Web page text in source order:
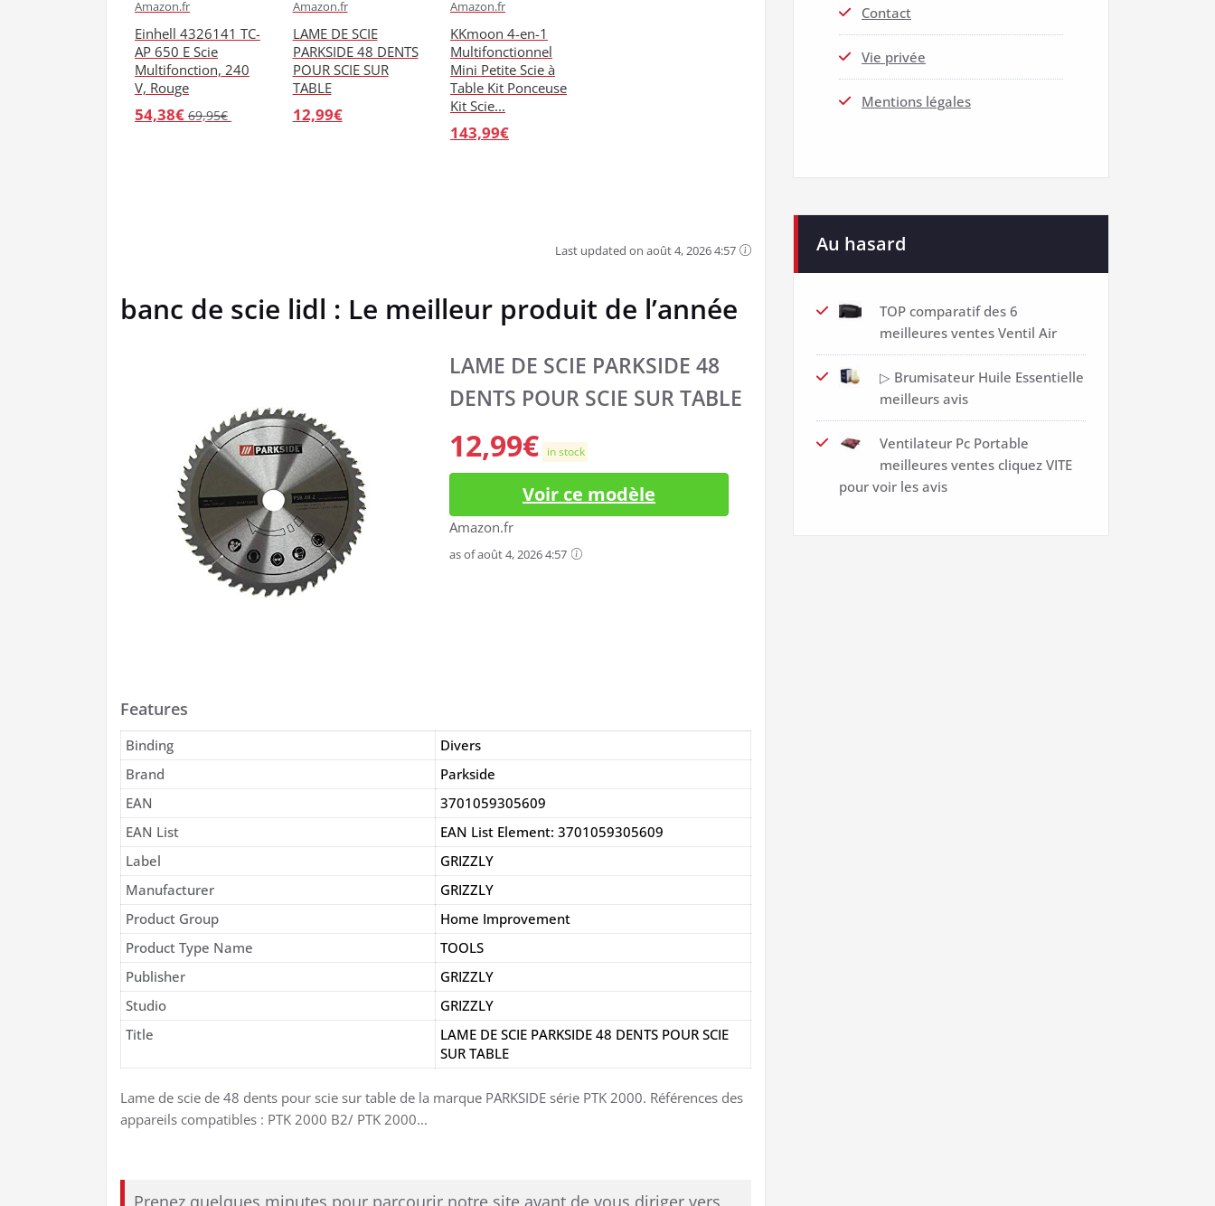
Amazon.fr
Einhell 4326141 TC-
AP 650 E Scie
Multifonction, 240
V, Rouge
54,38€ 69,95€
Amazon.fr
LAME DE SCIE
PARKSIDE 48 DENTS
POUR SCIE SUR
TABLE
12,99€
Amazon.fr
KKmoon 4-en-1
Multifonctionnel
Mini Petite Scie à
Table Kit Ponceuse
Kit Scie...
143,99€
Last updated on août 4, 2026 4:57
banc de scie lidl : Le meilleur produit de l’année
LAME DE SCIE PARKSIDE 48
DENTS POUR SCIE SUR TABLE
12,99€ in stock
Voir ce modèle
Amazon.fr
as of août 4, 2026 4:57
Features
Binding
Divers
Brand
Parkside
EAN
3701059305609
EAN List
EAN List Element: 3701059305609
Label
GRIZZLY
Manufacturer
GRIZZLY
Product Group
Home Improvement
Product Type Name
TOOLS
Publisher
GRIZZLY
Studio
GRIZZLY
Title
LAME DE SCIE PARKSIDE 48 DENTS POUR SCIE
SUR TABLE
Lame de scie de 48 dents pour scie sur table de la marque PARKSIDE série PTK 2000. Références des
appareils compatibles : PTK 2000 B2/ PTK 2000...
Prenez quelques minutes pour parcourir notre site avant de vous diriger vers
Contact
Vie privée
Mentions légales
Au hasard
TOP comparatif des 6
meilleures ventes Ventil Air
▷ Brumisateur Huile Essentielle
meilleurs avis
Ventilateur Pc Portable
meilleures ventes cliquez VITE
pour voir les avis